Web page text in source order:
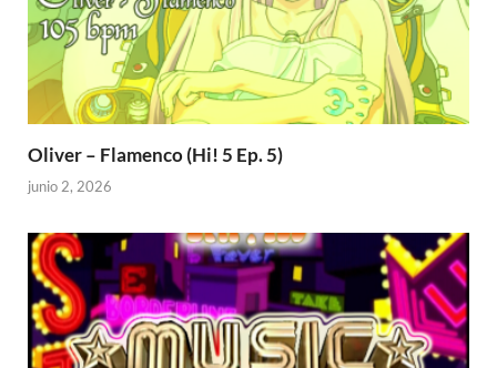
Oliver – Flamenco (Hi! 5 Ep. 5)
junio 2, 2026